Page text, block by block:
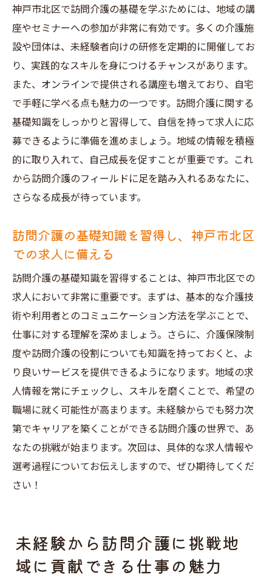
神戸市北区で訪問介護の基礎を学ぶためには、地域の講
座やセミナーへの参加が非常に有効です。多くの介護施
設や団体は、未経験者向けの研修を定期的に開催してお
り、実践的なスキルを身につけるチャンスがあります。
また、オンラインで提供される講座も増えており、自宅
で手軽に学べる点も魅力の一つです。訪問介護に関する
基礎知識をしっかりと習得して、自信を持って求人に応
募できるように準備を進めましょう。地域の情報を積極
的に取り入れて、自己成長を促すことが重要です。これ
から訪問介護のフィールドに足を踏み入れるあなたに、
さらなる成長が待っています。
訪問介護の基礎知識を習得し、神戸市北区
での求人に備える
訪問介護の基礎知識を習得することは、神戸市北区での
求人において非常に重要です。まずは、基本的な介護技
術や利用者とのコミュニケーション方法を学ぶことで、
仕事に対する理解を深めましょう。さらに、介護保険制
度や訪問介護の役割についても知識を持っておくと、よ
り良いサービスを提供できるようになります。地域の求
人情報を常にチェックし、スキルを磨くことで、希望の
職場に就く可能性が高まります。未経験からでも努力次
第でキャリアを築くことができる訪問介護の世界で、あ
なたの挑戦が始まります。次回は、具体的な求人情報や
選考過程についてお伝えしますので、ぜひ期待してくだ
さい！
未経験から訪問介護に挑戦地
域に貢献できる仕事の魅力